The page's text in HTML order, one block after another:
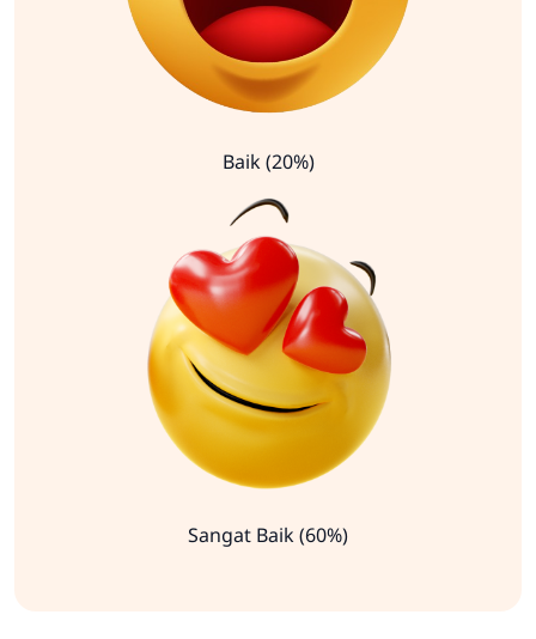
Baik (20%)
Sangat Baik (60%)